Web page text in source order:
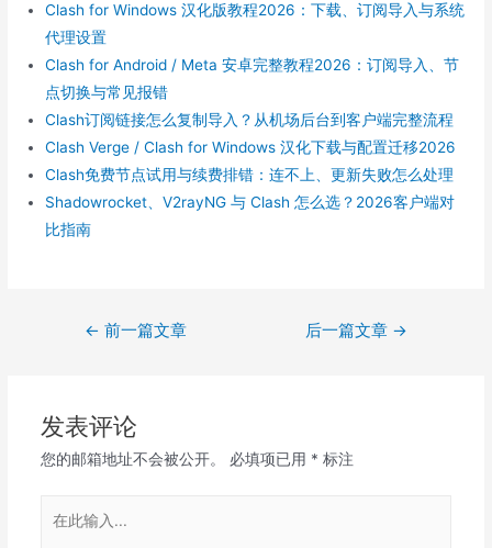
Clash for Windows 汉化版教程2026：下载、订阅导入与系统
代理设置
Clash for Android / Meta 安卓完整教程2026：订阅导入、节
点切换与常见报错
Clash订阅链接怎么复制导入？从机场后台到客户端完整流程
Clash Verge / Clash for Windows 汉化下载与配置迁移2026
Clash免费节点试用与续费排错：连不上、更新失败怎么处理
Shadowrocket、V2rayNG 与 Clash 怎么选？2026客户端对
比指南
← 前一篇文章 后一篇文章 →
发表评论
您的邮箱地址不会被公开。 必填项已用 * 标注